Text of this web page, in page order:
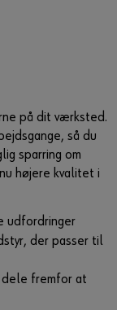
på dit værksted.
så du
sparring om
højere kvalitet i
udfordringer
der passer til
dele fremfor at